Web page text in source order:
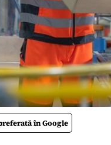
în Google